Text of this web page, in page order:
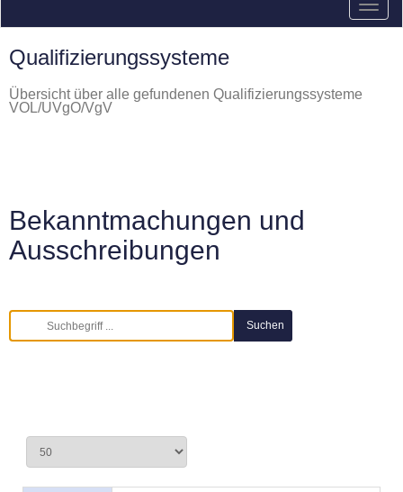
Qualifizierungssysteme
Übersicht über alle gefundenen Qualifizierungssysteme
VOL/UVgO/VgV
Bekanntmachungen und
Ausschreibungen